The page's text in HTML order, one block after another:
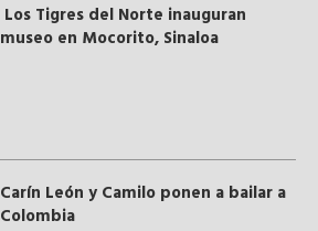
Los Tigres del Norte inauguran
museo en Mocorito, Sinaloa
Carín León y Camilo ponen a bailar a
Colombia